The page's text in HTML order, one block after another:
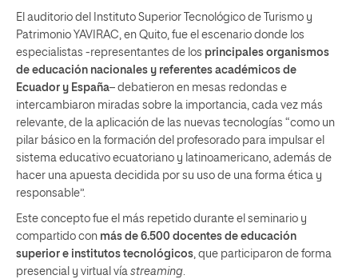
El auditorio del Instituto Superior Tecnológico de Turismo y
Patrimonio YAVIRAC, en Quito, fue el escenario donde los
especialistas -representantes de los principales organismos
de educación nacionales y referentes académicos de
Ecuador y España– debatieron en mesas redondas e
intercambiaron miradas sobre la importancia, cada vez más
relevante, de la aplicación de las nuevas tecnologías “como un
pilar básico en la formación del profesorado para impulsar el
sistema educativo ecuatoriano y latinoamericano, además de
hacer una apuesta decidida por su uso de una forma ética y
responsable”.
Este concepto fue el más repetido durante el seminario y
compartido con más de 6.500 docentes de educación
superior e institutos tecnológicos , que participaron de forma
presencial y virtual vía streaming